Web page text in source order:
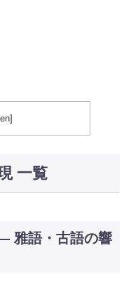
一覧
雅語・古語の響